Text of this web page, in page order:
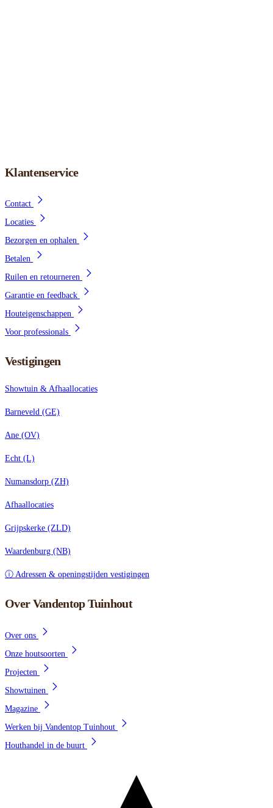
Klantenservice
Contact
Locaties
Bezorgen en ophalen
Betalen
Ruilen en retourneren
Garantie en feedback
Houteigenschappen
Voor professionals
Vestigingen
Showtuin & Afhaallocaties
Barneveld (GE)
Ane (OV)
Echt (L)
Numansdorp (ZH)
Afhaallocaties
Grijpskerke (ZLD)
Waardenburg (NB)
ⓘ Adressen & openingstijden vestigingen
Over Vandentop Tuinhout
Over ons
Onze houtsoorten
Projecten
Showtuinen
Magazine
Werken bij Vandentop Tuinhout
Houthandel in de buurt